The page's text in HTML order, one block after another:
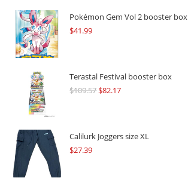
Pokémon Gem Vol 2 booster box
$41.99
Terastal Festival booster box
$109.57Original
$109.57.
$82.17Current
$82.17.
Calilurk Joggers size XL
$27.39